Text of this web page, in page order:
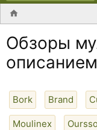
Обзоры
Bork Brand
Moulinex